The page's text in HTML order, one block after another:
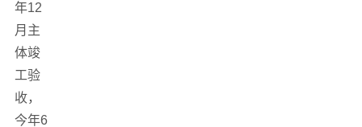
年12
月主
体竣
工验
收，
今年6